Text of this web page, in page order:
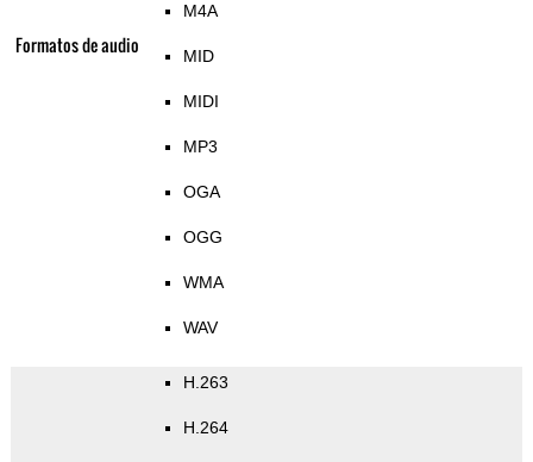
Formatos de audio
M4A
MID
MIDI
MP3
OGA
OGG
WMA
WAV
H.263
H.264